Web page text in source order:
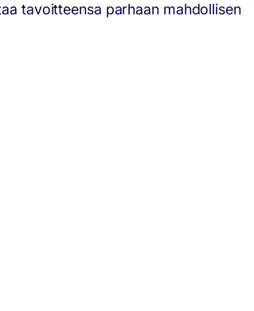
tavoitteensa parhaan mahdollisen